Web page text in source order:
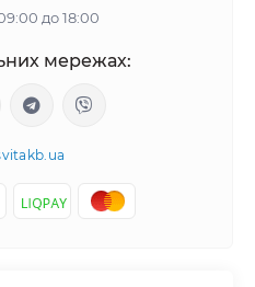
до 18:00
мережах: